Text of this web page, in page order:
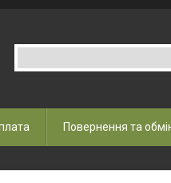
Повернення та